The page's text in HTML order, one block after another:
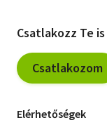
Csatlakozz Te
Csatlakozom
Elérhetőségek